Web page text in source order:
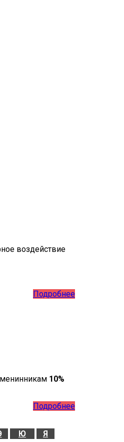
воздействие
Подробнее
10%
Подробнее
Ю Я